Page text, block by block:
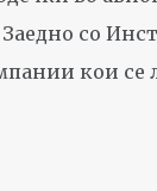
со
кои